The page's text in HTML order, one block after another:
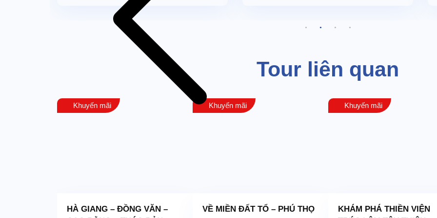
Từ 11 tuổi trở lên: 100% giá tour người lớn
ĐIỀU KIỆN HOÀN HỦY:
Nếu quý khách hủy tour sau khi đăng ký và trước 20 ngày khởi hành: phí hủy 20% giá trị tour
Nếu quý khách hủy tour từ 10-19 ngày trước ngày khởi hành: phí hủy 50% giá trị tour.
Nếu quý khách hủy tour từ 06-09 ngày trước ngày khởi hành: phí hủy 70% giá trị tour.
Nếu quý khách hủy tour trong vòng 05 ngày trước ngày khởi hành: phí hủy 100% giá trị tour.
Nếu khách hàng hủy tour do bị từ chối làm thủ tục tại sân bay do nhân thân / giấy tờ tùy thân
sự việc trên. Các chi phí cho chương trình sẽ không được chúng tôi hoàn lại trong trường
Do tính chất đoàn ghép khách lẻ, nếu đoàn có từ 10 người lớn trở lên, đoàn sẽ khởi hành
Tour liên quan
Khuyến mãi
HÀ GIANG – ĐỒNG VĂN –
Khuyến mãi
VỀ MIỀN ĐẤT TỔ – PHÚ THỌ
Khuyến mãi
KHÁM PHÁ THIỀN VIỆN